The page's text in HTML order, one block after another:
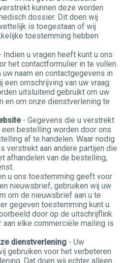
kunnen deze worden
dossier. Dit doen wij
is toegestaan of wij
toestemming hebben
u vragen heeft kunt u ons
het contactformulier in te vullen.
naam en contactgegevens in
een omschrijving van uw vraag.
uitsluitend gebruikt om uw
en om onze dienstverlening te
- Gegevens die u verstrekt
bestelling worden door ons
af te handelen. Waar nodig
verstrekt aan andere partijen die
afhandelen van de bestelling,
u ons toestemming geeft voor
nieuwsbrief, gebruiken wij uw
om de nieuwsbrief aan u te
gegeven toestemming kunt u
door op de uitschrijflink
aan elke commerciële mailing is
dienstverlening - Uw
gebruiken voor het verbeteren
Dat doen wij echter alleen